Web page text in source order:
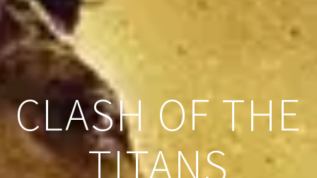
CLASH OF THE
TITANS